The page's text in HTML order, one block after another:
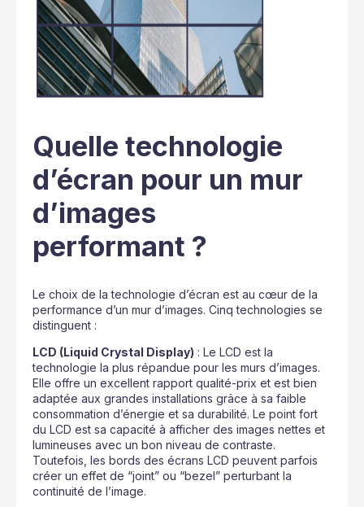
Quelle technologie
d’écran pour un mur
d’images
performant ?
Le choix de la technologie d’écran est au cœur de la
performance d’un mur d’images. Cinq technologies se
distinguent :
LCD (Liquid Crystal Display) : Le LCD est la
technologie la plus répandue pour les murs d’images.
Elle offre un excellent rapport qualité-prix et est bien
adaptée aux grandes installations grâce à sa faible
consommation d’énergie et sa durabilité. Le point fort
du LCD est sa capacité à afficher des images nettes et
lumineuses avec un bon niveau de contraste.
Toutefois, les bords des écrans LCD peuvent parfois
créer un effet de “joint” ou “bezel” perturbant la
continuité de l’image.